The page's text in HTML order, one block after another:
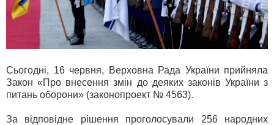
Сьогодні, 16 червня, Верховна Рада України прийняла
Закон «Про внесення змін до деяких законів України з
питань оборони» (законопроект № 4563).
За відповідне рішення проголосували 256 народних